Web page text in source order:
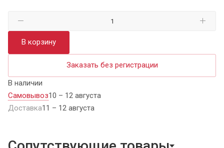
В корзину
Заказать без регистрации
В наличии
Самовывоз10 – 12 августа
Доставка11 – 12 августа